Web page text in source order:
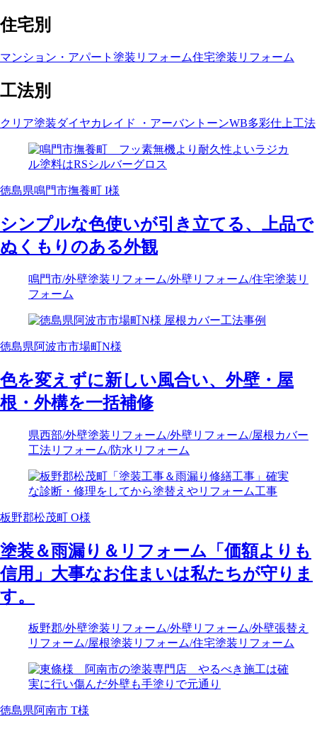
住宅別
マンション・アパート塗装リフォーム住宅塗装リフォーム
工法別
クリア塗装ダイヤカレイド ・アーバントーンWB多彩仕上工法
徳島県鳴門市撫養町 I様
シンプルな色使いが引き立てる、上品で
ぬくもりのある外観
鳴門市/外壁塗装リフォーム/外壁リフォーム/住宅塗装リ
フォーム
徳島県阿波市市場町N様
色を変えずに新しい風合い、外壁・屋
根・外構を一括補修
県西部/外壁塗装リフォーム/外壁リフォーム/屋根カバー
工法リフォーム/防水リフォーム
板野郡松茂町 O様
塗装＆雨漏り＆リフォーム「価額よりも
信用」大事なお住まいは私たちが守りま
す。
板野郡/外壁塗装リフォーム/外壁リフォーム/外壁張替え
リフォーム/屋根塗装リフォーム/住宅塗装リフォーム
徳島県阿南市 T様